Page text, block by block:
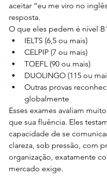
aceitar “eu me viro no
resposta.
O que eles pedem é nível
IELTS (6,5 ou mais)
CELPIP (7 ou mais)
TOEFL (90 ou mais)
DUOLINGO (115 ou
Outras provas
globalmente
Esses exames avaliam
que sua fluência. Eles
capacidade de se
clareza, sob pressão, com
organização, exatamente
mercado exige.